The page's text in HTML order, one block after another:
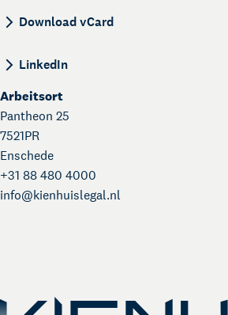
German Desk
Download vCard
LinkedIn
Arbeitsort
Pantheon 25
7521PR
Enschede
+31 88 480 4000
info@kienhuislegal.nl